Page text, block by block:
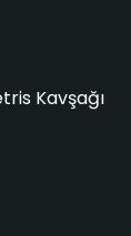
Kavşağı